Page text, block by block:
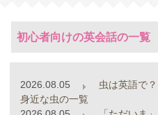
初心者向けの英会話の一覧
2026.08.05
虫は英語で
身近な虫の一覧